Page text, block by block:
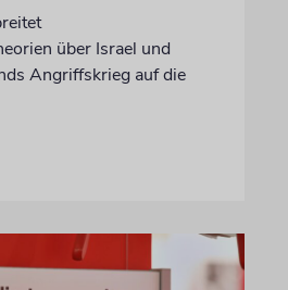
über Israel und
Angriffskrieg auf die